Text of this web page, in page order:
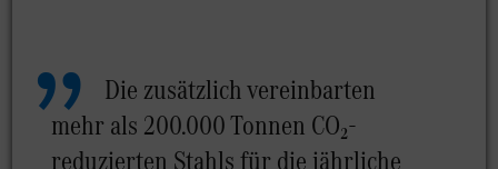
Die zusätzlich vereinbarten
mehr als 200.000 Tonnen CO₂-
reduzierten Stahls für die jährliche